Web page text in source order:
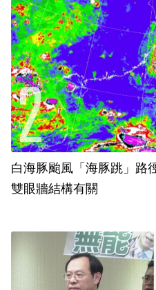
白海豚颱風「海豚跳」
雙眼牆結構有關